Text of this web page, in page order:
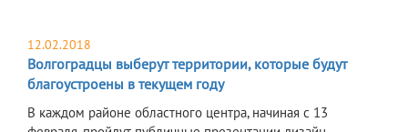
12.02.2018
Волгоградцы выберут территории, которые будут
благоустроены в текущем году
В каждом районе областного центра, начиная с 13